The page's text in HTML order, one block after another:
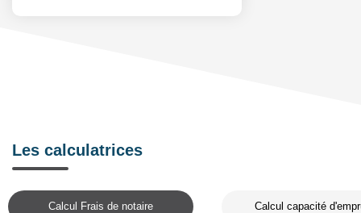
Les calculatrices
Calcul Frais de notaire Calcul capacité